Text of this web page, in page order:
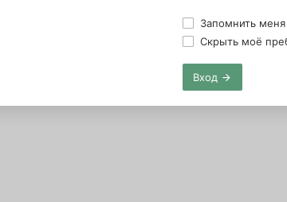
Запомнить меня
Скрыть моё
Вход